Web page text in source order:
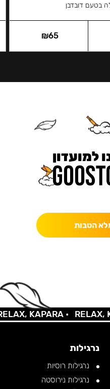
בטעם דובדבן
₪65
למועדון
הטבות
KAPARA • RELAX,
נרגילות
נרגילות רוסיות
נרגילות נירוסטה